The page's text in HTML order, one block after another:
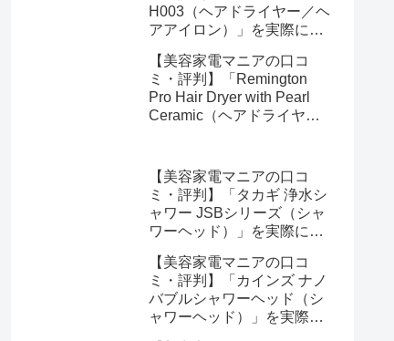
H003（ヘアドライヤー／ヘ
アアイロン）」を実際に使
【美容家電マニアの口コ
ミ・評判】「Remington
Pro Hair Dryer with Pearl
Ceramic（ヘアドライヤー
【美容家電マニアの口コ
ミ・評判】「タカギ 浄水シ
ャワー JSBシリーズ（シャ
ワーヘッド）」を実際に使
【美容家電マニアの口コ
ミ・評判】「カインズ ナノ
バブルシャワーヘッド（シ
ャワーヘッド）」を実際に